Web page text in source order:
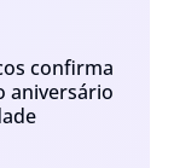
confirma
aniversário